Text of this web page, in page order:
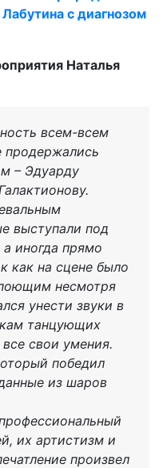
с диагнозом
Наталья
всем-всем
продержались
– Эдуарду
выступали под
иногда прямо
как на сцене было
несмотря
унести звуки в
танцующих
свои умения.
победил
из шаров
их артистизм и
произвел